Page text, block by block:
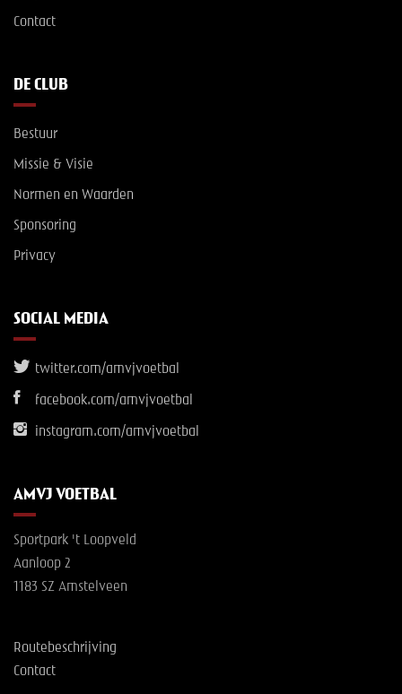
Contact
DE CLUB
Bestuur
Missie & Visie
Normen en Waarden
Sponsoring
Privacy
SOCIAL MEDIA
twitter.com/amvjvoetbal
facebook.com/amvjvoetbal
instagram.com/amvjvoetbal
AMVJ VOETBAL
Sportpark 't Loopveld
Aanloop 2
1183 SZ Amstelveen
Routebeschrijving
Contact